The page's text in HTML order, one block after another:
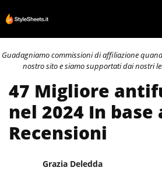
al
contenuto
Guadagniamo commissioni di affiliazione
nostro sito e siamo supportati dai nostri
47 Migliore
nel 2024 In base
Recensioni
Grazia Deledda